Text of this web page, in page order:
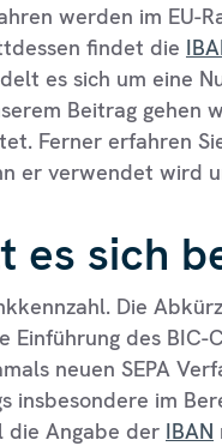
werden im EU-
findet die
es sich um eine
Beitrag gehen
Ferner erfahren
er verwendet wird
es sich
Die
Einführung des
neuen SEPA
insbesondere im
die Angabe der IBAN